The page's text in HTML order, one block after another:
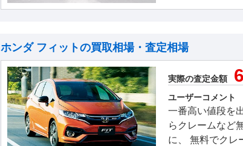
ホンダ フィットの買取相場・査定相場
実際の査定金額
ユーザーコメント
一番高い値段を
らクレームなど
に、 無料でクレ